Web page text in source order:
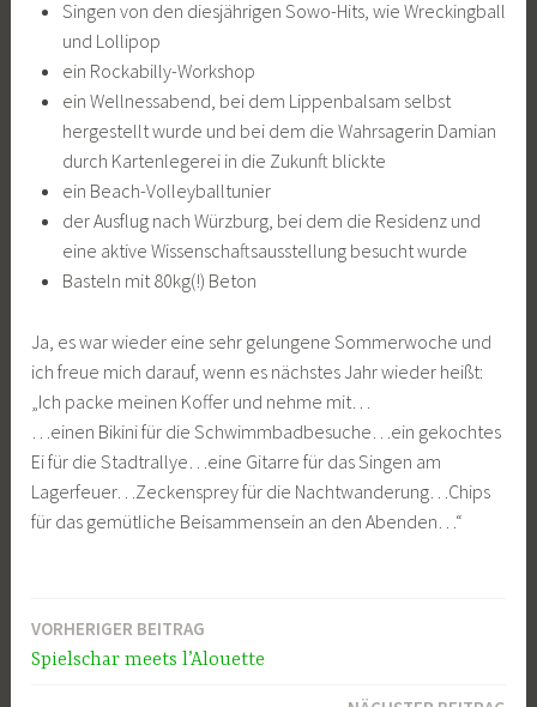
Singen von den diesjährigen Sowo-Hits, wie Wreckingball
und Lollipop
ein Rockabilly-Workshop
ein Wellnessabend, bei dem Lippenbalsam selbst
hergestellt wurde und bei dem die Wahrsagerin Damian
durch Kartenlegerei in die Zukunft blickte
ein Beach-Volleyballtunier
der Ausflug nach Würzburg, bei dem die Residenz und
eine aktive Wissenschaftsausstellung besucht wurde
Basteln mit 80kg(!) Beton
Ja, es war wieder eine sehr gelungene Sommerwoche und
ich freue mich darauf, wenn es nächstes Jahr wieder heißt:
„Ich packe meinen Koffer und nehme mit…
…einen Bikini für die Schwimmbadbesuche…ein gekochtes
Ei für die Stadtrallye…eine Gitarre für das Singen am
Lagerfeuer…Zeckensprey für die Nachtwanderung…Chips
für das gemütliche Beisammensein an den Abenden…“
Beitragsnavigation
VORHERIGER BEITRAG
Spielschar meets l’Alouette